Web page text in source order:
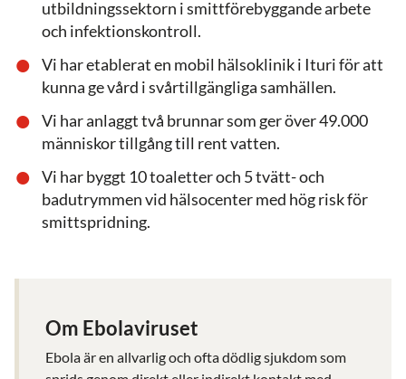
utbildningssektorn i smittförebyggande arbete
och infektionskontroll.
Vi har etablerat en mobil hälsoklinik i Ituri för att
kunna ge vård i svårtillgängliga samhällen.
Vi har anlaggt två brunnar som ger över 49.000
människor tillgång till rent vatten.
Vi har byggt 10 toaletter och 5 tvätt- och
badutrymmen vid hälsocenter med hög risk för
smittspridning.
Om Ebolaviruset
Ebola är en allvarlig och ofta dödlig sjukdom som